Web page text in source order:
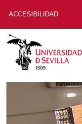
ACCESIBILIDAD